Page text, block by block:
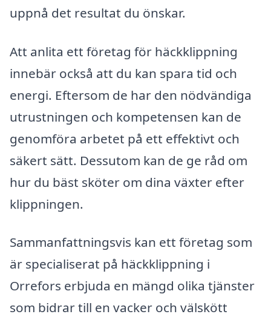
uppnå det resultat du önskar.
Att anlita ett företag för häckklippning
innebär också att du kan spara tid och
energi. Eftersom de har den nödvändiga
utrustningen och kompetensen kan de
genomföra arbetet på ett effektivt och
säkert sätt. Dessutom kan de ge råd om
hur du bäst sköter om dina växter efter
klippningen.
Sammanfattningsvis kan ett företag som
är specialiserat på häckklippning i
Orrefors erbjuda en mängd olika tjänster
som bidrar till en vacker och välskött